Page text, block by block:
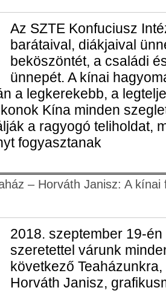
Az SZTE Konfuciusz
barátaival, diákjaival
beköszöntét, a családi
ünnepét. A kínai
a legkerekebb, a
Kína minden
a ragyogó teliholdat,
fogyasztanak
– Horváth Janisz: A kínai
2018. szeptember 19-
szeretettel várunk
következő
Horváth Janisz,